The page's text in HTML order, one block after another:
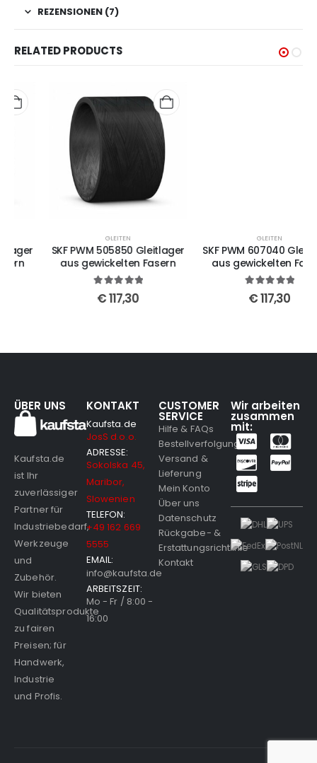
REZENSIONEN (7)
RELATED PRODUCTS
SKF PWM 505850 Gleitlager
aus gewickelten Fasern
out of 5
117,30
SKF PWM 607040 Gleitlager
aus gewickelten Fasern
out of 5
117,30
ÜBER UNS
Kaufsta.de
ist Ihr
zuverlässiger
Partner für
Industriebedarf,
Werkzeuge
und
Zubehör.
Wir bieten
Qualitätsprodukte
zu fairen
Preisen; für
Handwerk,
Industrie
und Profis.
KONTAKT
Kaufsta.de
JosS d.o.o.
ADRESSE:
Sokolska 45,
Maribor,
Slowenien
TELEFON:
+49 162 669
5555
EMAIL:
info@kaufsta.de
ARBEITSZEIT:
Mo - Fr / 8:00 -
16:00
CUSTOMER
SERVICE
Hilfe & FAQs
Bestellverfolgung
Versand &
Lieferung
Mein Konto
Über uns
Datenschutz
Rückgabe- &
Erstattungsrichtlinie
Kontakt
Wir arbeiten
zusammen
mit: